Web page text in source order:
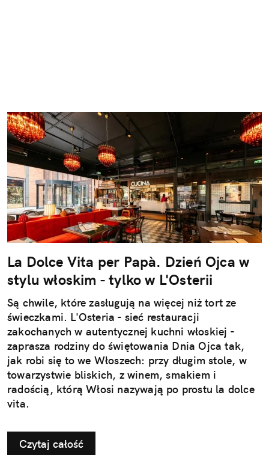
La Dolce Vita per Papà. Dzień Ojca w
stylu włoskim - tylko w L'Osterii
Są chwile, które zasługują na więcej niż tort ze
świeczkami. L'Osteria - sieć restauracji
zakochanych w autentycznej kuchni włoskiej -
zaprasza rodziny do świętowania Dnia Ojca tak,
jak robi się to we Włoszech: przy długim stole, w
towarzystwie bliskich, z winem, smakiem i
radością, którą Włosi nazywają po prostu la dolce
vita.
Czytaj całość